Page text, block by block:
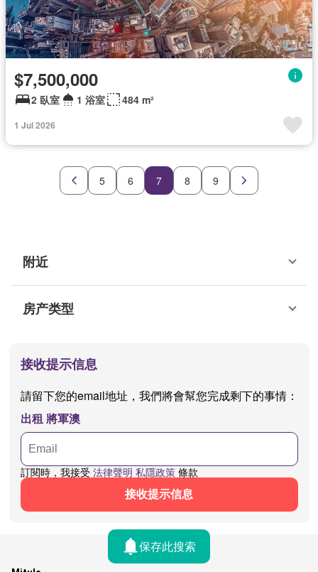
$7,500,000
2 臥室 1 浴室 484 m²
1 Jul 2026
5 6 7 8 9
附近
房产类型
接收提示信息
請留下您的email地址，我們將會幫您完成剩下的事情：
出租 將軍澳
訂閱時，我接受 法律聲明 私隱政策條款
接收提示信息
保存此搜索